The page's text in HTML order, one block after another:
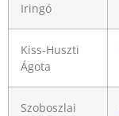
Iringó
Kiss-Huszti
Ágota
Szoboszlai